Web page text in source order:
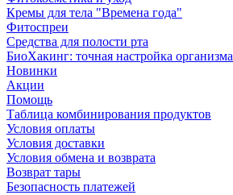
Кремы для тела "Времена года"
Фитоспреи
Средства для полости рта
БиоХакинг: точная настройка организма
Новинки
Акции
Помощь
Таблица комбинирования продуктов
Условия оплаты
Условия доставки
Условия обмена и возврата
Возврат тары
Безопасность платежей